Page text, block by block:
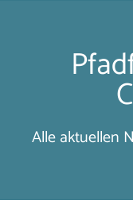
Alle aktuellen